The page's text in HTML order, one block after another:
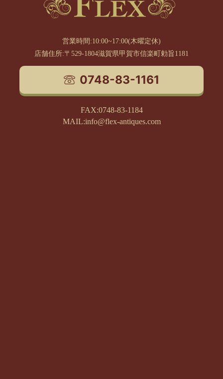
営業時間:10:00~17:00(木曜定休)
店舗住所:〒529-1804滋賀県甲賀市信楽町勅旨1181
0748-83-1161
FAX:0748-83-1184
MAIL:info@flex-antiques.com